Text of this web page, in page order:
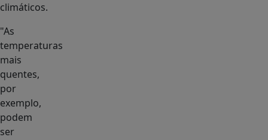
climáticos.
"As
temperaturas
mais
quentes,
por
exemplo,
podem
ser